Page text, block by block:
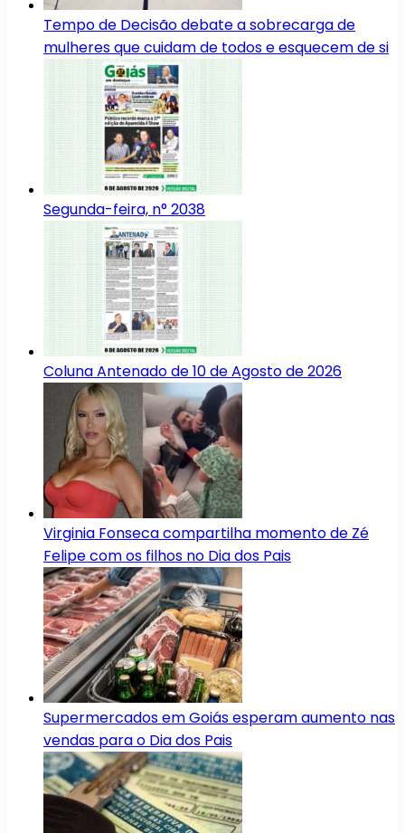
Tempo de Decisão debate a sobrecarga de
mulheres que cuidam de todos e esquecem de si
Segunda-feira, n° 2038
Coluna Antenado de 10 de Agosto de 2026
Virginia Fonseca compartilha momento de Zé
Felipe com os filhos no Dia dos Pais
Supermercados em Goiás esperam aumento nas
vendas para o Dia dos Pais